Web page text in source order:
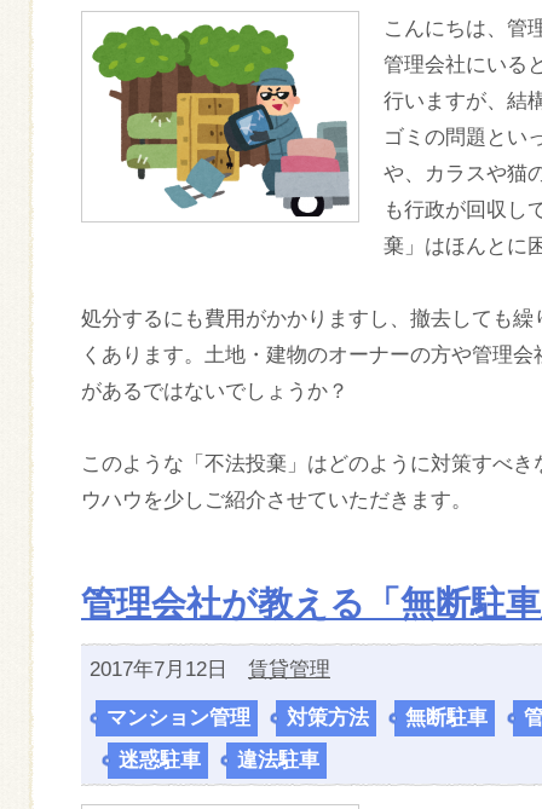
こんにちは、管
管理会社にいる
行いますが、結
ゴミの問題とい
や、カラスや猫
も行政が回収し
棄」はほんとに
処分するにも費用がかかりますし、撤去しても
くあります。土地・建物のオーナーの方や管理
があるではないでしょうか？
このような「不法投棄」はどのように対策すべ
ウハウを少しご紹介させていただきます。
管理会社が教える「無断駐
2017年7月12日 賃貸管理
マンション管理 対策方法 無断駐車
迷惑駐車 違法駐車